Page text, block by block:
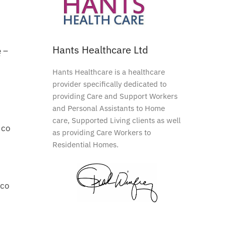
–
Hants Healthcare Ltd
Hants Healthcare is a healthcare
provider specifically dedicated to
providing Care and Support Workers
and Personal Assistants to Home
care, Supported Living clients as well
as providing Care Workers to
Residential Homes.